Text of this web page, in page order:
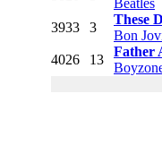
Beatles
3933 3
These
Bon
4026 13
Father